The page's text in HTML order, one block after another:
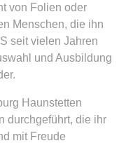
von Folien oder
Menschen, die ihn
seit vielen Jahren
und Ausbildung
Haunstetten
durchgeführt, die ihr
mit Freude